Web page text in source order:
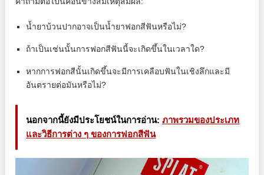
น้ำยาบ้วนปากอาจเป็นน้ำยาฟอกสีฟันหรือไม่?
ถ้าเป็นเช่นนั้นการฟอกสีฟันนี้จะเกิดขึ้นในเวลาใด?
หากการฟอกสีนั้นเกิดขึ้นจะมีการเคลือบฟันในเชิงลึกและมี
อันตรายต่อมันหรือไม่?
นอกจากนี้ยังมีประโยชน์ในการอ่าน:ภาพรวมของประเภท
และวิธีการต่าง ๆ ของการฟอกสีฟัน